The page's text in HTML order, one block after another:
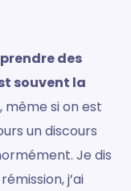
des
souvent la
même si on est
un discours
Je dis
j’ai